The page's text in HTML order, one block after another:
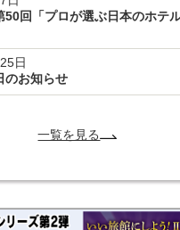
50回「プロが選ぶ日本のホテ
日
のお知らせ
一覧を見る